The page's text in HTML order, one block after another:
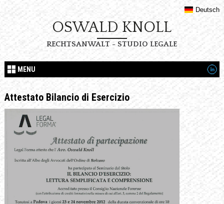
Deutsch
OSWALD KNOLL
RECHTSANWALT - STUDIO LEGALE
MENU
Attestato Bilancio di Esercizio